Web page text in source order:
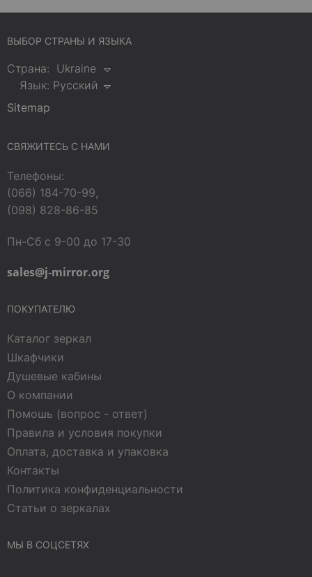
ВЫБОР СТРАНЫ И ЯЗЫКА
Страна: Ukraine
Язык: Русский
Sitemap
СВЯЖИТЕСЬ С НАМИ
Телефоны:
(066) 184-70-99,
(098) 828-86-85
Пн-Сб с 9-00 до 17-30
sales@j-mirror.org
ПОКУПАТЕЛЮ
Каталог зеркал
Шкафчики
Душевые кабины
О компании
Помошь (вопрос - ответ)
Правила и условия покупки
Оплата, доставка и упаковка
Контакты
Политика конфиденциальности
Статьи о зеркалах
МЫ В СОЦСЕТЯХ